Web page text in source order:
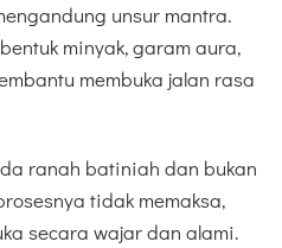
unsur mantra.
minyak, garam aura,
membuka jalan rasa
ranah batiniah dan bukan
tidak memaksa,
secara wajar dan alami.